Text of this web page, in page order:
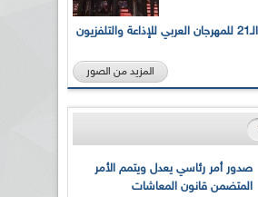
بالصور... الدورة الـ21 للمهرجان العربي للإذاعة والتلفزيون
المزيد من الصور
صدور أمر رئاسي يعدل ويتمم الأمر
المتضمن قانون المعاشات